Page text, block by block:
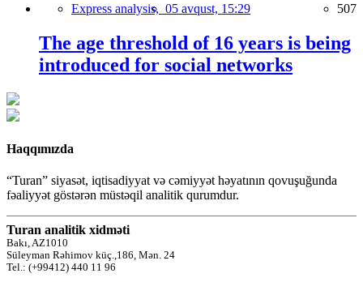
Express analysis, 05 avqust, 15:29 507
The age threshold of 16 years is being
introduced for social networks
Haqqımızda
“Turan” siyasət, iqtisadiyyat və cəmiyyət həyatının qovuşuğunda
fəaliyyət göstərən müstəqil analitik qurumdur.
Turan analitik xidməti
Bakı, AZ1010
Süleyman Rəhimov küç.,186, Mən. 24
Tel.: (+99412) 440 11 96